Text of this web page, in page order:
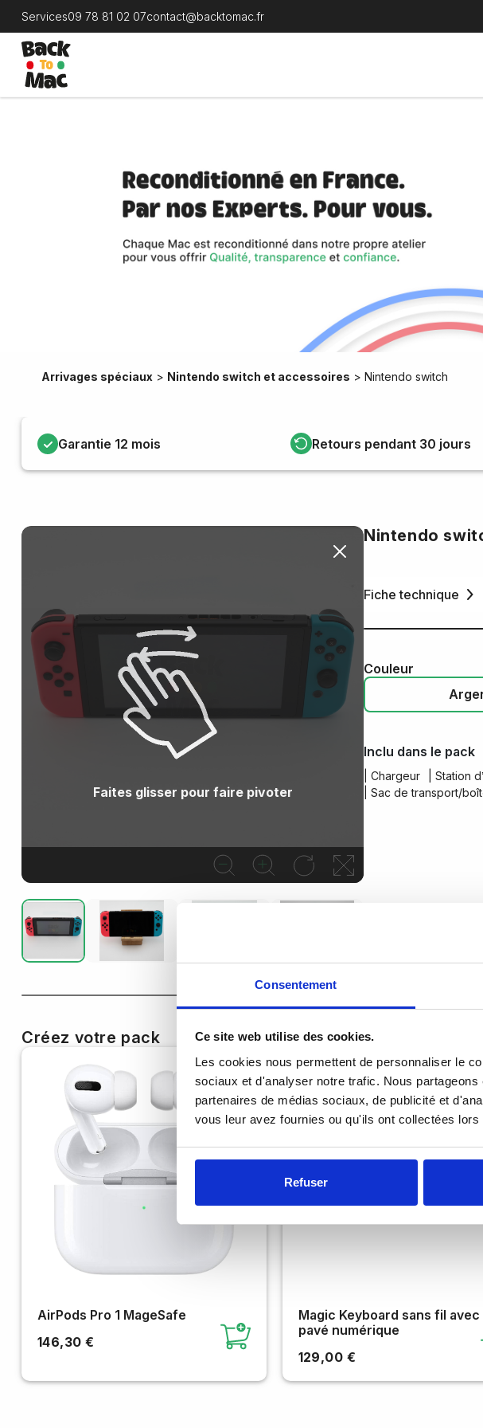
Consentement
Ce site web utilise des cookies.
Les cookies nous permettent de personnaliser le
sociaux et d'analyser notre trafic. Nous
partenaires de médias sociaux, de publicité et
vous leur avez fournies ou qu'ils ont collectées
Refuser
Services09 78 81 02 07contact@backtomac.fr
Arrivages spéciaux > Nintendo switch et accessoires > Nintendo switch
Garantie 12 mois Retours pendant 30 jours
Faites glisser pour faire pivoter
Scrollez pour zoomer/dezoomer
Nintendo
Fiche technique
Couleur
Inclu dans le pack
| Chargeur | Station
| Sac de transport/
Créez votre pack
AirPods Pro 1 MageSafe
146,30 €
Magic Keyboard sans fil avec
pavé numérique
129,00 €